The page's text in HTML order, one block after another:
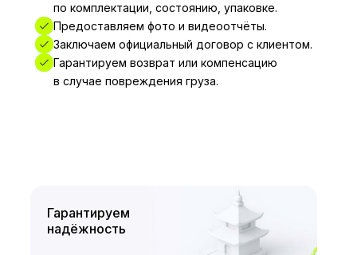
по комплектации, состоянию, упаковке.
Предоставляем фото и видеоотчёты.
Заключаем официальный договор с клиентом.
Гарантируем возврат или компенсацию
в случае повреждения груза.
Гарантируем
надёжность